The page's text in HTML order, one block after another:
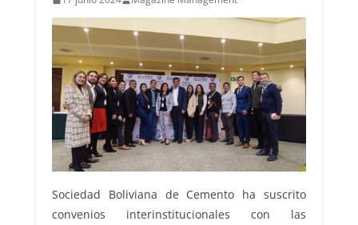
Sociedad Boliviana de Cemento ha suscrito
convenios interinstitucionales con las